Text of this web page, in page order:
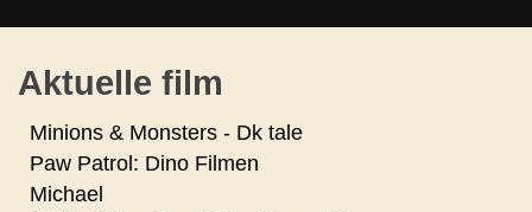
Aktuelle film
Minions & Monsters - Dk tale
Paw Patrol: Dino Filmen
Michael